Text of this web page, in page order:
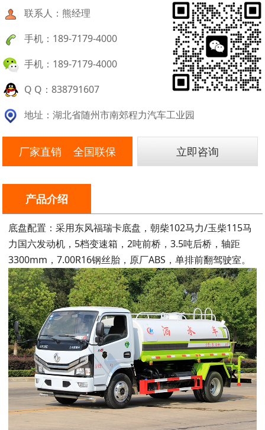
联系人：熊经理
手机：189-7179-4000
手机：189-7179-4000
Q Q：838791607
地址：湖北省随州市南郊程力汽车工业园
厂家直销 全国联保 立即咨询
产品介绍
底盘配置：采用东风福瑞卡底盘，朝柴102马力/玉柴115马
力国六发动机，5档变速箱，2吨前桥，3.5吨后桥，轴距
3300mm，7.00R16钢丝胎，原厂ABS，单排前翻驾驶室。